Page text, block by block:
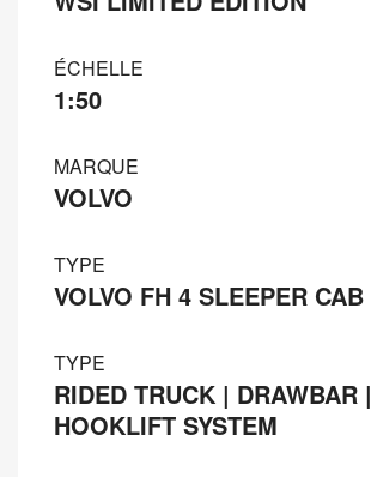
ÉCHELLE
1:50
MARQUE
VOLVO
TYPE
VOLVO FH 4 SLEEPER CAB
TYPE
RIDED TRUCK | DRAWBAR |
HOOKLIFT SYSTEM